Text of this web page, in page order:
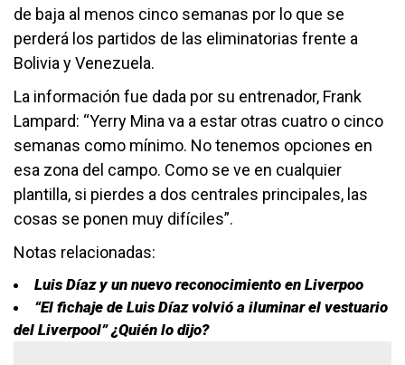
de baja al menos cinco semanas por lo que se
perderá los partidos de las eliminatorias frente a
Bolivia y Venezuela.
La información fue dada por su entrenador, Frank
Lampard: “Yerry Mina va a estar otras cuatro o cinco
semanas como mínimo. No tenemos opciones en
esa zona del campo. Como se ve en cualquier
plantilla, si pierdes a dos centrales principales, las
cosas se ponen muy difíciles”.
Notas relacionadas:
Luis Díaz y un nuevo reconocimiento en Liverpoo
“El fichaje de Luis Díaz volvió a iluminar el vestuario
del Liverpool” ¿Quién lo dijo?